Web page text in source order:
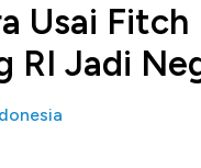
Usai
RI Jadi